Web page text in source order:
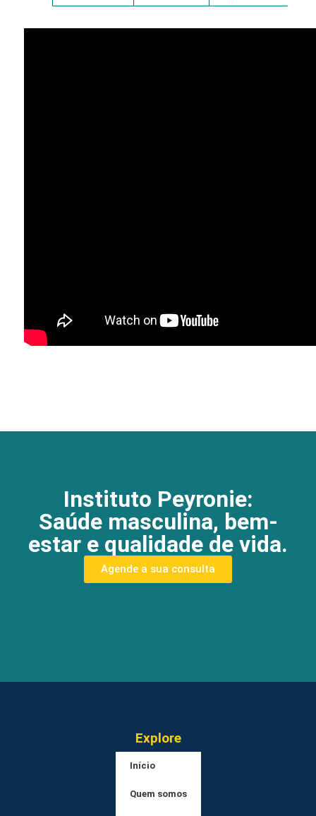
Instituto Peyronie:
Saúde masculina, bem-
estar e qualidade de vida.
Agende a sua consulta
Explore
Início
Quem somos